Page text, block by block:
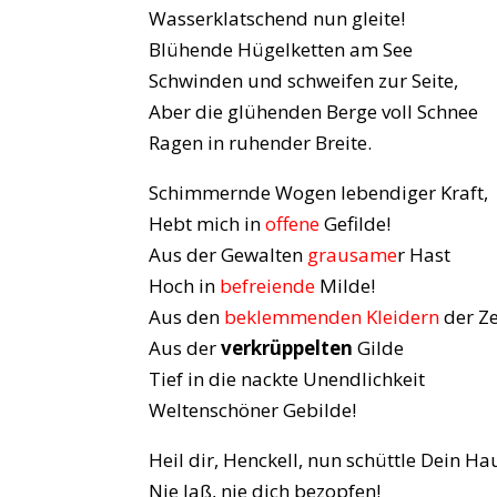
Wasserklatschend nun gleite!
Blühende Hügelketten am See
Schwinden und schweifen zur Seite,
Aber die glühenden Berge voll Schnee
Ragen in ruhender Breite.
Schimmernde Wogen lebendiger Kraft,
Hebt mich inoffeneGefilde!
Aus der Gewalten grausamer Hast
Hoch in befreiende Milde!
Aus den beklemmenden Kleidernder
Aus derverkrüppelten Gilde
Tief in die nackte Unendlichkeit
Weltenschöner Gebilde!
Heil dir, Henckell, nun schüttle Dein
Nie laß, nie dich bezopfen!